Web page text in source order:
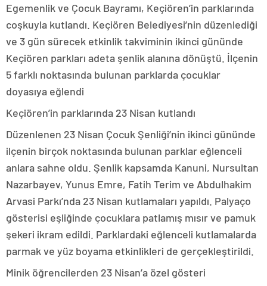
Egemenlik ve Çocuk Bayramı, Keçiören’in parklarında
coşkuyla kutlandı. Keçiören Belediyesi’nin düzenlediği
ve 3 gün sürecek etkinlik takviminin ikinci gününde
Keçiören parkları adeta şenlik alanına dönüştü. İlçenin
5 farklı noktasında bulunan parklarda çocuklar
doyasıya eğlendi
Keçiören’in parklarında 23 Nisan kutlandı
Düzenlenen 23 Nisan Çocuk Şenliği’nin ikinci gününde
ilçenin birçok noktasında bulunan parklar eğlenceli
anlara sahne oldu. Şenlik kapsamda Kanuni, Nursultan
Nazarbayev, Yunus Emre, Fatih Terim ve Abdulhakim
Arvasi Parkı’nda 23 Nisan kutlamaları yapıldı. Palyaço
gösterisi eşliğinde çocuklara patlamış mısır ve pamuk
şekeri ikram edildi. Parklardaki eğlenceli kutlamalarda
parmak ve yüz boyama etkinlikleri de gerçekleştirildi.
Minik öğrencilerden 23 Nisan’a özel gösteri